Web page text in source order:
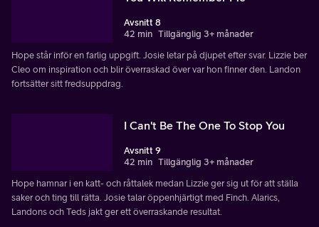
Avsnitt 8
42 min Tillgänglig 3+ månader
Hope står inför en farlig uppgift. Josie letar på djupet efter svar. Lizzie ber
Cleo om inspiration och blir överraskad över var hon finner den. Landon
fortsätter sitt fredsuppdrag.
I Can't Be The One To Stop You
Avsnitt 9
42 min Tillgänglig 3+ månader
Hope hamnar i en katt- och råttalek medan Lizzie ger sig ut för att ställa
saker och ting till rätta. Josie talar öppenhjärtigt med Finch. Alarics,
Landons och Teds jakt ger ett överraskande resultat.